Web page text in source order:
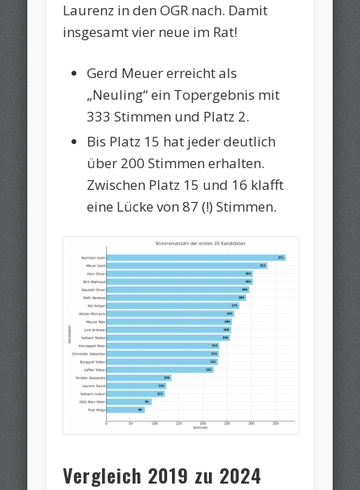
Laurenz in den OGR nach. Damit
insgesamt vier neue im Rat!
Gerd Meuer erreicht als
„Neuling“ ein Topergebnis mit
333 Stimmen und Platz 2.
Bis Platz 15 hat jeder deutlich
über 200 Stimmen erhalten.
Zwischen Platz 15 und 16 klafft
eine Lücke von 87 (!) Stimmen.
Vergleich 2019 zu 2024